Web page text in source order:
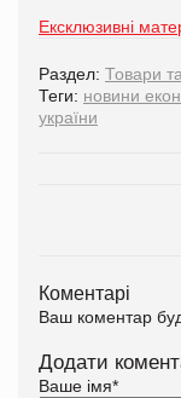
Ексклюзивні
Раздел: Товари
Теги: новини
україни
Коментарі
Ваш коментар
Додати
Ваше імя*